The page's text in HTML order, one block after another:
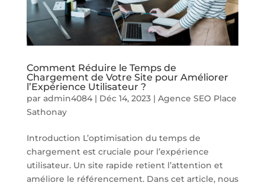
Comment Réduire le Temps de
Chargement de Votre Site pour Améliorer
l’Expérience Utilisateur ?
par admin4084| Déc 14, 2023| Agence SEO Place
Sathonay
Introduction L’optimisation du temps de
chargement est cruciale pour l’expérience
utilisateur. Un site rapide retient l’attention et
améliore le référencement. Dans cet article, nous